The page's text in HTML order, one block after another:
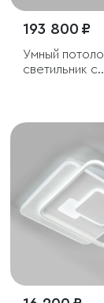
193 800 ₽
Умный
светильник с